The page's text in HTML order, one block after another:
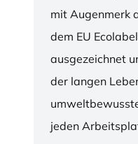
mit Augenmerk
dem EU
ausgezeichnet
der langen
jeden